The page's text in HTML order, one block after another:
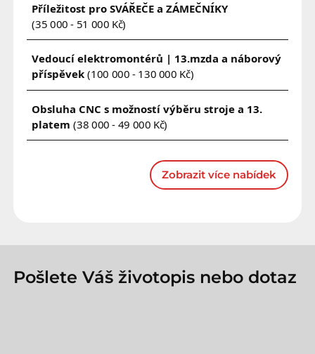
Příležitost pro SVÁŘEČE a ZÁMEČNÍKY
(35 000 - 51 000 Kč)
Vedoucí elektromontérů | 13.mzda a náborový
příspěvek (100 000 - 130 000 Kč)
Obsluha CNC s možností výběru stroje a 13.
platem (38 000 - 49 000 Kč)
Zobrazit více nabídek
Pošlete Váš životopis nebo dotaz